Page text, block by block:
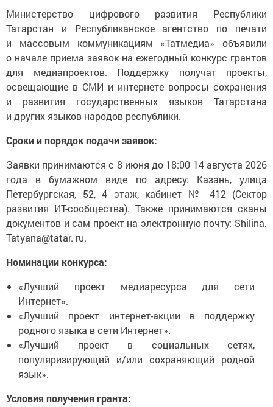
Министерство цифрового развития Республики
Татарстан и Республиканское агентство по печати
и массовым коммуникациям «Татмедиа» объявили
о начале приема заявок на ежегодный конкурс грантов
для медиапроектов. Поддержку получат проекты,
освещающие в СМИ и интернете вопросы сохранения
и развития государственных языков Татарстана
и других языков народов республики.
Сроки и порядок подачи заявок:
Заявки принимаются с 8 июня до 18:00 14 августа 2026
года в бумажном виде по адресу: Казань, улица
Петербургская, 52, 4 этаж, кабинет № 412 (Сектор
развития ИТ-сообщества). Также принимаются сканы
документов и сам проект на электронную почту: Shilina.
Tatyana@tatar. ru.
Номинации конкурса:
«Лучший проект медиаресурса для сети
Интернет».
«Лучший проект интернет-акции в поддержку
родного языка в сети Интернет».
«Лучший проект в социальных сетях,
популяризирующий и/или сохраняющий родной
язык».
Условия получения гранта: